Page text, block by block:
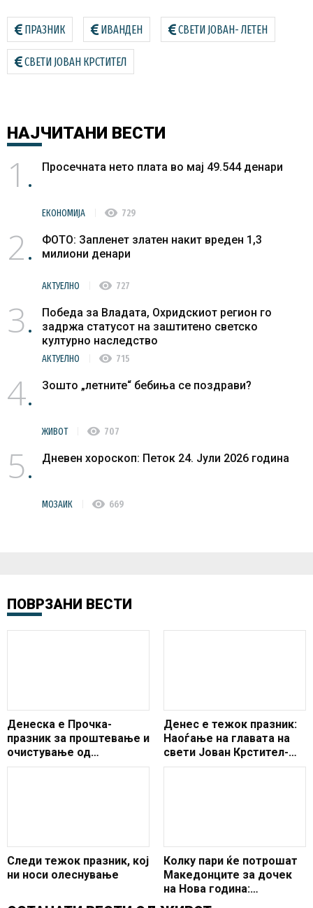
ПРАЗНИК ИВАНДЕН СВЕТИ ЈОВАН- ЛЕТЕН
СВЕТИ ЈОВАН КРСТИТЕЛ
НАЈЧИТАНИ ВЕСТИ
1 Просечната нето плата во мај 49.544 денари
ЕКОНОМИЈА visibility 729
2
ФОТО: Запленет златен накит вреден 1,3
милиони денари
АКТУЕЛНО visibility 727
3
Победа за Владата, Охридскиот регион го
задржа статусот на заштитено светско
културно наследство
АКТУЕЛНО visibility 715
4 Зошто „летните“ бебиња се поздрави?
ЖИВОТ visibility 707
5 Дневен хороскоп: Петок 24. Јули 2026 година
МОЗАИК visibility 669
ПОВРЗАНИ ВЕСТИ
Денеска е Прочка-
празник за проштевање и
очистување од
гревовите
Денес е тежок празник:
Наоѓање на главата на
свети Јован Крстител-
избегнувајте ги овие
Следи тежок празник, кој
ни носи олеснување
Колку пари ќе потрошат
Македонците за дочек
на Нова година: